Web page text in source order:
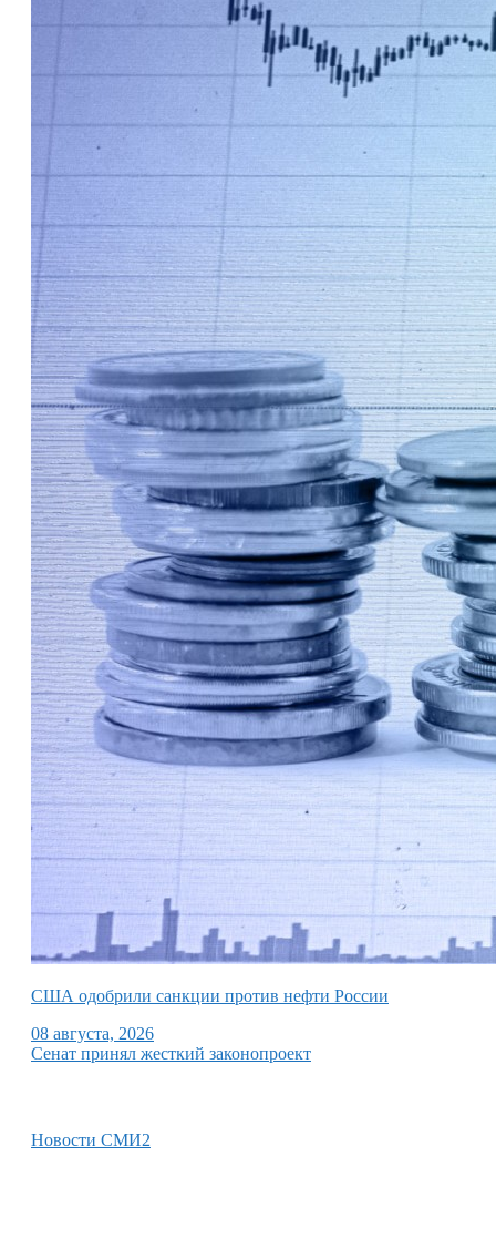
США одобрили санкции против нефти России
08 августа, 2026
Сенат принял жесткий законопроект
Новости СМИ2